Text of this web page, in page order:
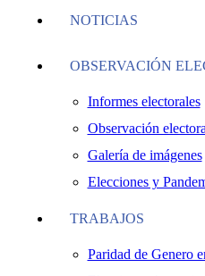
NOTICIAS
OBSERVACIÓN
Informes electorales
Observación
Galería de imágenes
Elecciones y
TRABAJOS
Paridad de Genero